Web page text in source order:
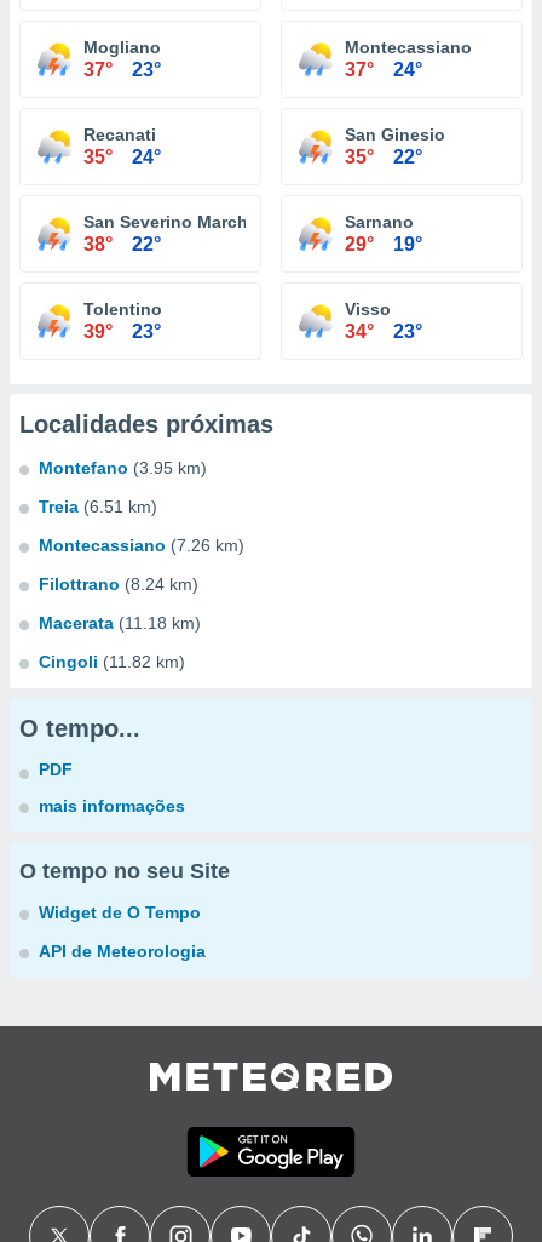
Mogliano
37° 23°
Montecassiano
37° 24°
Recanati
35° 24°
San Ginesio
35° 22°
San Severino Marche
38° 22°
Sarnano
29° 19°
Tolentino
39° 23°
Visso
34° 23°
Localidades próximas
Montefano (3.95 km)
Treia (6.51 km)
Montecassiano (7.26 km)
Filottrano (8.24 km)
Macerata (11.18 km)
Cingoli (11.82 km)
O tempo...
PDF
mais informações
O tempo no seu Site
Widget de O Tempo
API de Meteorologia